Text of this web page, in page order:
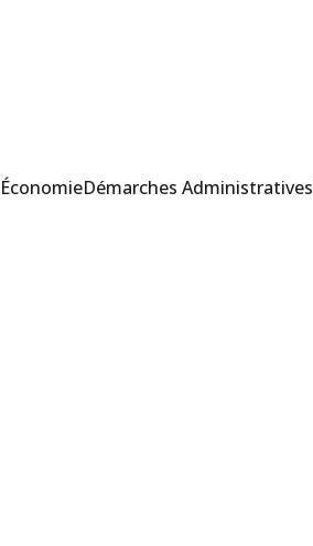
ÉconomieDémarches Administratives